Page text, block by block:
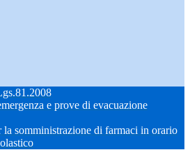
e prove di evacuazione
la somministrazione di farmaci in orario